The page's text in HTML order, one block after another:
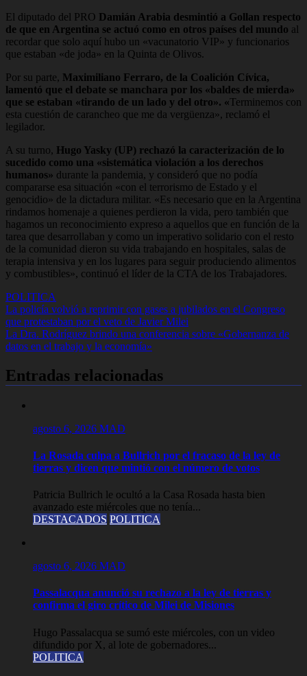
El diputado del PRO Damián Arabia desmintió a Gollan respecto
de que en Argentina se actuó como en otros países del mundo al
recordar que solo aquí hubo un «vacunatorio VIP» y funcionarios
que estaban «de joda» en la Quinta de Olivos.
Por su parte, Maximiliano Ferraro, de la Coalición Cívica,
lamentó que el debate se manchara por los «baldes de mierda»
que se estaban «tirando de un lado y del otro». «Terminemos con
esta cuestión de carancheo que me da vergüenza», reclamó el
legilador.
A su turno, Hugo Yasky (UP) rechazó la caracterización de lo
sucedido como una «sistemática violación a los derechos
humanos» durante la pandemia, y consideró que no podía
compararse esa situación «con el terrorismo de Estado y el
genocidio» de la dictadura militar. «Es necesario que en la Argentina
rindamos homenaje a quienes perdieron la vida, pero también que
hagamos un reconocimiento expreso a aquellos que en función de la
tarea que desarrollaban y como un imperativo solidario con el resto
de la comunidad dieron su vida trabajando en hospitales, salas de
terapia intensiva y en los lugares para seguir produciendo alimentos
y combustibles», continuó el líder de la CTA de los Trabajadores.
POLITICA
Navegación
de
entradas
La policía volvió a reprimir con gases a jubilados en el Congreso
que protestaban por el veto de Javier Milei
La Dra. Rodríguez brindo una conferencia sobre «Gobernanza de
datos en el trabajo y la economía»
Entradas relacionadas
agosto 6, 2026 MAD
La Rosada culpa a Bullrich por el fracaso de la ley de
tierras y dicen que mintió con el número de votos
Patricia Bullrich le ocultó a la Casa Rosada hasta bien
avanzado este miércoles que no tenía...
DESTACADOS POLITICA
agosto 6, 2026 MAD
Passalacqua anunció su rechazo a la ley de tierras y
confirma el giro crítico de Milei de Misiones
Hugo Passalacqua se sumó este miércoles, con un video
difundido por X, al lote de gobernadores...
POLITICA